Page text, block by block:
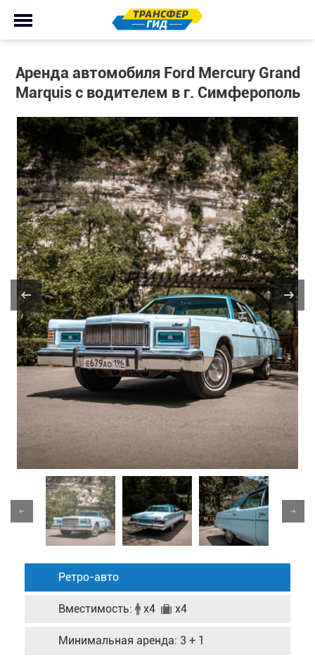
Аренда автомобиля Ford Mercury Grand
Marquis с водителем в г. Симферополь
Ретро-авто
Вместимость: x4 x4
Минимальная аренда: 3 + 1